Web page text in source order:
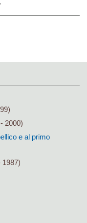
2000)
e al primo